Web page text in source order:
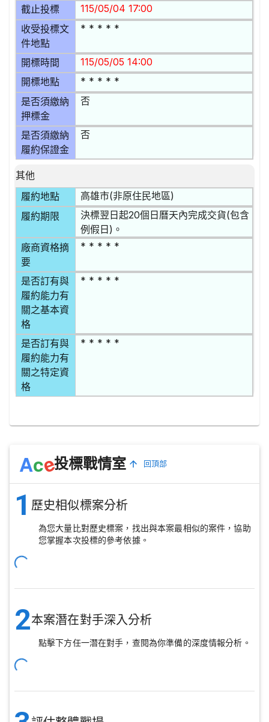
截止投標 115/05/04 17:00
收受投標文
件地點
* * * * *
開標時間 115/05/05 14:00
開標地點 * * * * *
是否須繳納
押標金
否
是否須繳納
履約保證金
否
其他
履約地點
高雄市(非原住民地區)
履約期限
決標翌日起20個日曆天內完成交貨(包含
例假日)。
廠商資格摘
要
* * * * *
是否訂有與
履約能力有
關之基本資
格
* * * * *
是否訂有與
履約能力有
關之特定資
格
* * * * *
Ace投標戰情室 回頂部
1 歷史相似標案分析
為您大量比對歷史標案，找出與本案最相似的案件，協助
您掌握本次投標的參考依據。
2本案潛在對手深入分析
點擊下方任一潛在對手，查閱為你準備的深度情報分析。